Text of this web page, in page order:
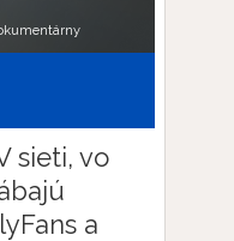
sieti, vo
a